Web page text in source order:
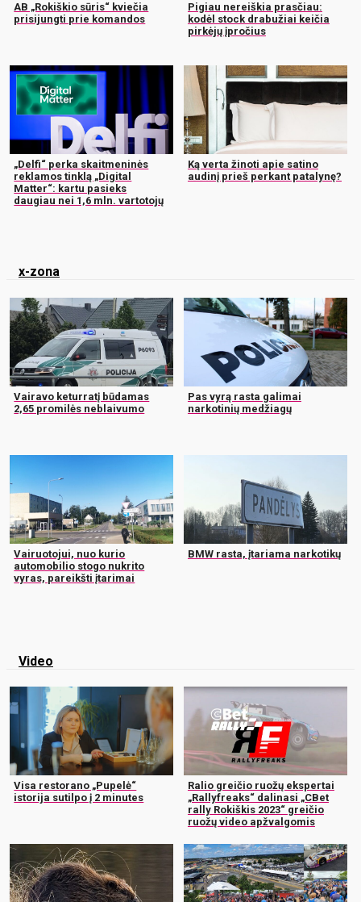
AB „Rokiškio sūris“ kviečia
prisijungti prie komandos
Pigiau nereiškia prasčiau:
kodėl stock drabužiai keičia
pirkėjų įpročius
„Delfi“ perka skaitmeninės
reklamos tinklą „Digital
Matter“: kartu pasieks
daugiau nei 1,6 mln. vartotojų
Ką verta žinoti apie satino
audinį prieš perkant patalynę?
x-zona
Vairavo keturratį būdamas
2,65 promilės neblaivumo
Pas vyrą rasta galimai
narkotinių medžiagų
Vairuotojui, nuo kurio
automobilio stogo nukrito
vyras, pareikšti įtarimai
BMW rasta, įtariama narkotikų
Video
Visa restorano „Pupelė“
istorija sutilpo į 2 minutes
Ralio greičio ruožų ekspertai
„Rallyfreaks“ dalinasi „CBet
rally Rokiškis 2023“ greičio
ruožų video apžvalgomis